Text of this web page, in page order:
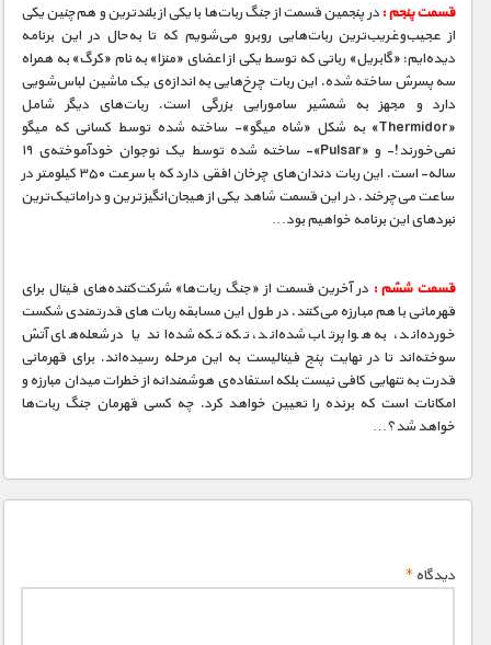
قسمت پنجم : در پنجمین قسمت از جنگ ربات‌ها با یکی از بلند‌ترین و هم‌چنین یکی
از عجیب‌و‌غریب‌ترین ربات‌هایی روبرو می‌شویم که تا به‌حال در این برنامه
دیده‌ایم: «گابریل» رباتی که توسط یکی از اعضای «منزا» به نام «کرگ» به همراه
سه پسرش ساخته شده. این ربات چرخ‌هایی به اندازه‌ی یک ماشین لباس‌شویی
دارد و مجهز به شمشیر سامورایی بزرگی است. ربات‌های دیگر شامل
«Thermidor» به شکل «شاه میگو»- ساخته شده توسط کسانی که میگو
نمی‌خورند!- و «Pulsar»- ساخته شده توسط یک نوجوان خودآموخته‌ی ۱۹
ساله- است. این ربات دندان‌های چرخان افقی دارد که با سرعت ۳۵۰ کیلومتر در
ساعت می‌چرخند. در این قسمت شاهد یکی از هیجان‌انگیزترین و دراماتیک‌ترین
نبردهای این برنامه خواهیم بود…
قسمت ششم : در آخرین قسمت از «جنگ ربات‌ها» شرکت‌کننده‌های فینال برای
قهرمانی با هم مبارزه می‌کنند. در طول این مسابقه ربات‌های قدرتمندی شکست
خورده‌اند، به هوا پرتاب شده‌اند، تکه تکه شده‌اند یا در شعله‌های آتش
سوخته‌اند تا در نهایت پنج فینالیست به این مرحله رسیده‌اند. برای قهرمانی
قدرت به تنهایی کافی نیست بلکه استفاده‌ی هوشمندانه از خطرات میدان مبارزه و
امکانات است که برنده را تعیین خواهد کرد. چه کسی قهرمان جنگ ربات‌ها
خواهد شد؟…
دیدگاه*